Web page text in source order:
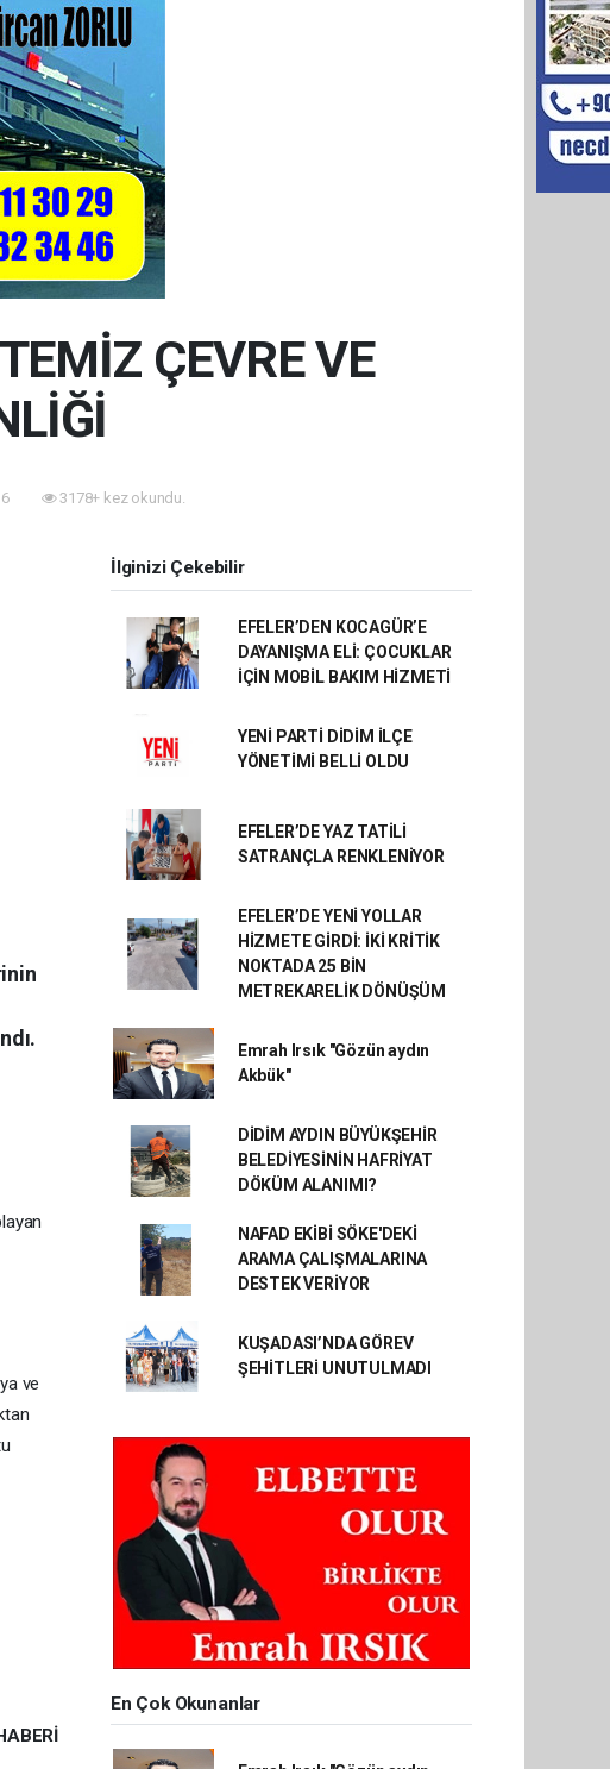
ÇEVRE VE
3178+ kez okundu.
ve
İlginizi Çekebilir
EFELER’DEN KOCAGÜR’E
DAYANIŞMA ELİ: ÇOCUKLAR
İÇİN MOBİL BAKIM HİZMETİ
YENİ PARTİ DİDİM İLÇE
YÖNETİMİ BELLİ OLDU
EFELER’DE YAZ TATİLİ
SATRANÇLA RENKLENİYOR
EFELER’DE YENİ YOLLAR
HİZMETE GİRDİ: İKİ KRİTİK
NOKTADA 25 BİN
METREKARELİK DÖNÜŞÜM
Emrah Irsık "Gözün aydın
Akbük"
DİDİM AYDIN BÜYÜKŞEHİR
BELEDİYESİNİN HAFRİYAT
DÖKÜM ALANIMI?
NAFAD EKİBİ SÖKE'DEKİ
ARAMA ÇALIŞMALARINA
DESTEK VERİYOR
KUŞADASI’NDA GÖREV
ŞEHİTLERİ UNUTULMADI
En Çok Okunanlar